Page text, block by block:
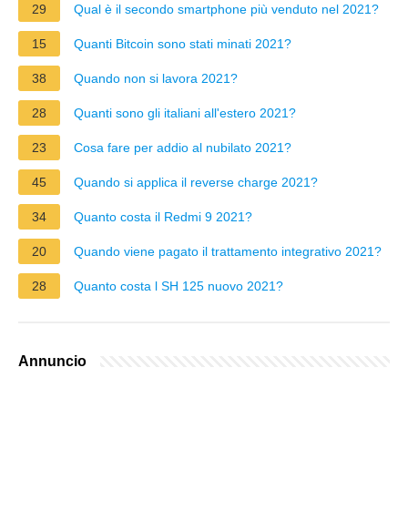
29 Qual è il secondo smartphone più venduto nel 2021?
15 Quanti Bitcoin sono stati minati 2021?
38 Quando non si lavora 2021?
28 Quanti sono gli italiani all'estero 2021?
23 Cosa fare per addio al nubilato 2021?
45 Quando si applica il reverse charge 2021?
34 Quanto costa il Redmi 9 2021?
20 Quando viene pagato il trattamento integrativo 2021?
28 Quanto costa l SH 125 nuovo 2021?
Annuncio